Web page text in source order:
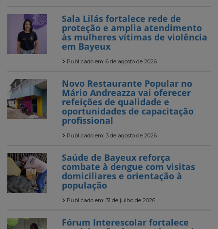
Sala Lilás fortalece rede de
proteção e amplia atendimento
às mulheres vítimas de violência
em Bayeux
Publicado em: 6 de agosto de 2026
Novo Restaurante Popular no
Mário Andreazza vai oferecer
refeições de qualidade e
oportunidades de capacitação
profissional
Publicado em: 3 de agosto de 2026
Saúde de Bayeux reforça
combate à dengue com visitas
domiciliares e orientação à
população
Publicado em: 31 de julho de 2026
Fórum Interescolar fortalece